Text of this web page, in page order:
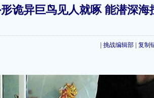
诡异巨鸟见人就啄 能潜深海
挑战编辑部 复制